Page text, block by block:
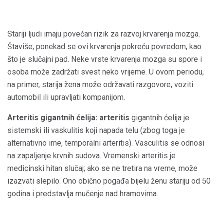
Stariji ljudi imaju povećan rizik za razvoj krvarenja mozga.
Štaviše, ponekad se ovi krvarenja pokreću povredom, kao
što je slučajni pad. Neke vrste krvarenja mozga su spore i
osoba može zadržati svest neko vrijeme. U ovom periodu,
na primer, starija žena može održavati razgovore, voziti
automobil ili upravljati kompanijom.
Arteritis gigantnih ćelija: arteritis gigantnih ćelija je
sistemski ili vaskulitis koji napada telu (zbog toga je
alternativno ime, temporalni arteritis). Vasculitis se odnosi
na zapaljenje krvnih sudova. Vremenski arteritis je
medicinski hitan slučaj; ako se ne tretira na vreme, može
izazvati slepilo. Ono obično pogađa bijelu ženu stariju od 50
godina i predstavlja mučenje nad hramovima.